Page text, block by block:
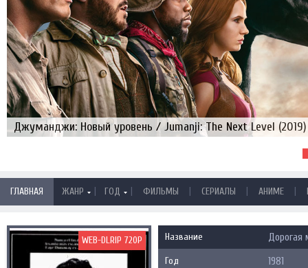
Джуманджи: Новый уровень / Jumanji: The Next Level (2019)
ГЛАВНАЯ ЖАНР | ГОД | ФИЛЬМЫ | СЕРИАЛЫ | АНИМЕ |
WEB-DLRIP 720P Название Дорогая
Год 1981